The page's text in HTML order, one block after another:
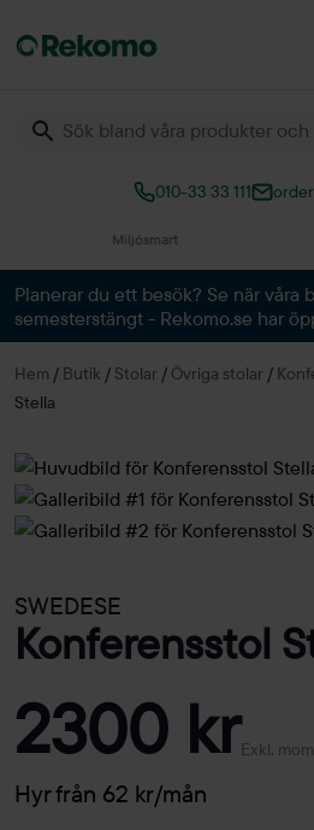
010-33 33 111
Planerar du ett besök? Se när våra
semesterstängt - Rekomo.se har
Hem / Butik / Stolar / Övriga stolar /
Stella
SWEDESE
Konferensstol
2300 krExkl.
Hyr från 62 kr/mån